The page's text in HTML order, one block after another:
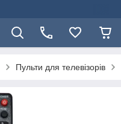
Пульти для телевізорів